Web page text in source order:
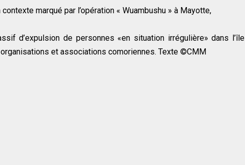
marqué par l’opération « Wuambushu » à Mayotte,
d’expulsion de personnes «en situation irrégulière» dans l’île
et associations comoriennes. Texte ©️CMM